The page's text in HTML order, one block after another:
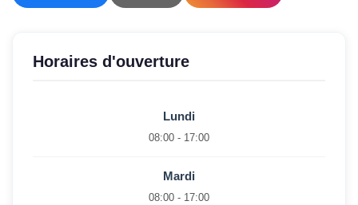
Horaires d'ouverture
Lundi
08:00 - 17:00
Mardi
08:00 - 17:00